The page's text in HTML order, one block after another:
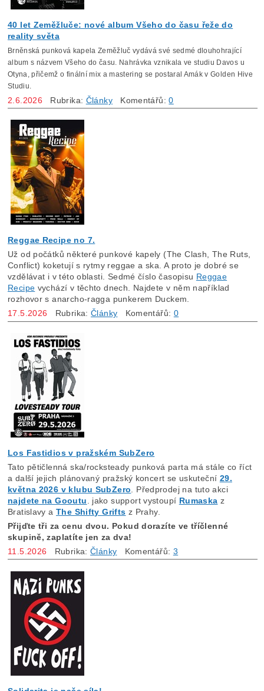
40 let Zeměžluče: nové album Všeho do času řeže do
reality světa
Brněnská punková kapela Zeměžluč vydává své sedmé dlouhohrající
album s názvem Všeho do času. Nahrávka vznikala ve studiu Davos u
Otyna, přičemž o finální mix a mastering se postaral Amák v Golden Hive
Studiu.
2.6.2026 Rubrika: Články Komentářů:0
Reggae Recipe no 7.
Už od počátků některé punkové kapely (The Clash, The Ruts,
Conflict) koketují s rytmy reggae a ska. A proto je dobré se
vzdělávat i v této oblasti. Sedmé číslo časopisu Reggae
Recipe vychází v těchto dnech. Najdete v něm například
rozhovor s anarcho-ragga punkerem Duckem.
17.5.2026 Rubrika:Články Komentářů: 0
Los Fastidios v pražském SubZero
Tato pětičlenná ska/rocksteady punková parta má stále co říct
a další jejich plánovaný pražský koncert se uskuteční 29.
května 2026 v klubu SubZero . Předprodej na tuto akci
najdete na Gooutu . jako support vystoupí Rumaska z
Bratislavy a The Shifty Grifts z Prahy.
Přijďte tři za cenu dvou. Pokud dorazíte ve tříčlenné
skupině, zaplatíte jen za dva!
11.5.2026 Rubrika:Články Komentářů: 3